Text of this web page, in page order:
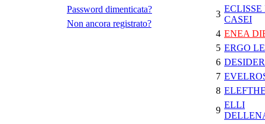
Password dimenticata?
Non ancora registrato?
3
ECLISSE
CASEI
4 ENEA
5 ERGO
6
7
8
9
ELLI